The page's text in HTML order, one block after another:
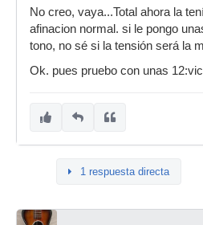
No creo, vaya...Total ahora la
afinacion normal. si le pongo
tono, no sé si la tensión será la
Ok. pues pruebo con unas
1 respuesta directa